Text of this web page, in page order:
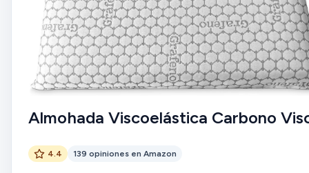
Almohada Viscoelástica Carbono
4.4 139 opiniones en Amazon